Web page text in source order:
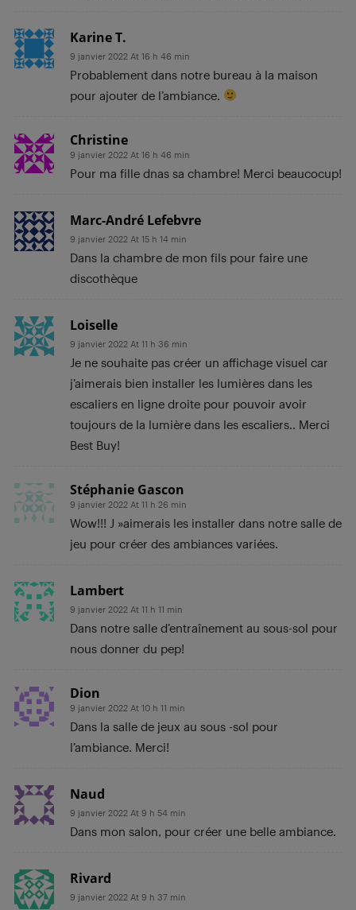
Karine T.
9 janvier 2022 At 16 h 46 min
Probablement dans notre bureau à la maison
pour ajouter de l’ambiance.
Christine
9 janvier 2022 At 16 h 46 min
Pour ma fille dnas sa chambre! Merci beaucocup!
Marc-André Lefebvre
9 janvier 2022 At 15 h 14 min
Dans la chambre de mon fils pour faire une
discothèque
Loiselle
9 janvier 2022 At 11 h 36 min
Je ne souhaite pas créer un affichage visuel car
j’aimerais bien installer les lumières dans les
escaliers en ligne droite pour pouvoir avoir
toujours de la lumière dans les escaliers.. Merci
Best Buy!
Stéphanie Gascon
9 janvier 2022 At 11 h 26 min
Wow!!! J »aimerais les installer dans notre salle de
jeu pour créer des ambiances variées.
Lambert
9 janvier 2022 At 11 h 11 min
Dans notre salle d’entraînement au sous-sol pour
nous donner du pep!
Dion
9 janvier 2022 At 10 h 11 min
Dans la salle de jeux au sous -sol pour
l’ambiance. Merci!
Naud
9 janvier 2022 At 9 h 54 min
Dans mon salon, pour créer une belle ambiance.
Rivard
9 janvier 2022 At 9 h 37 min